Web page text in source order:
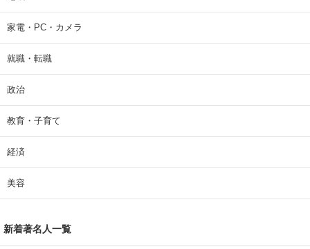
家電・PC・カメラ
就職・転職
政治
教育・子育て
経済
美容
新着著名人一覧